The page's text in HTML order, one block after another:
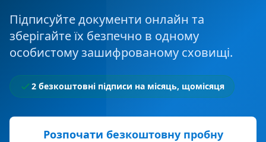
Підписуйте документи онлайн та
зберігайте їх безпечно в одному
особистому зашифрованому сховищі.
2 безкоштовні підписи на місяць, щомісяця
Розпочати безкоштовну пробну